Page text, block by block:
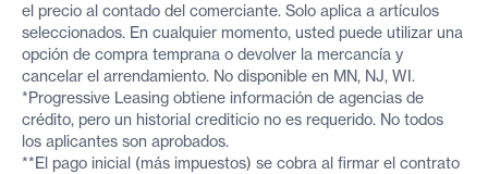
el precio al contado del comerciante. Solo aplica a artículos
seleccionados. En cualquier momento, usted puede utilizar una
opción de compra temprana o devolver la mercancía y
cancelar el arrendamiento. No disponible en MN, NJ, WI.
*Progressive Leasing obtiene información de agencias de
crédito, pero un historial crediticio no es requerido. No todos
los aplicantes son aprobados.
**El pago inicial (más impuestos) se cobra al firmar el contrato